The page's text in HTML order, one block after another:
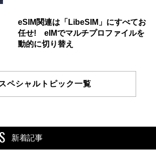
eSIM関連は「LibeSIM」にすべてお
任せ! eIMでマルチプロファイルを
動的に切り替え
スペシャルトピック一覧
新着記事